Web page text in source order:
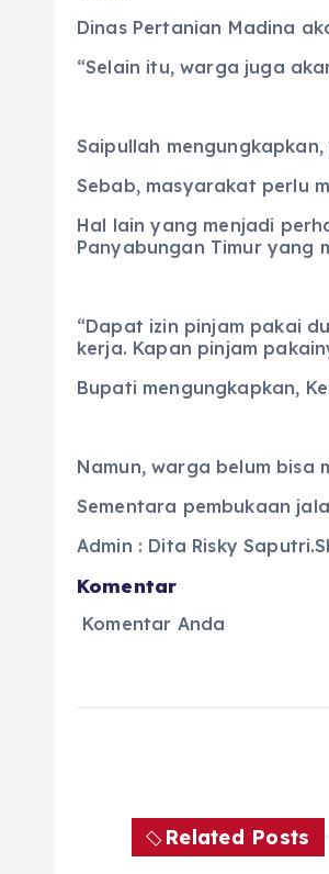
Dinas Pertanian Madina
“Selain itu, warga juga
Saipullah
Sebab, masyarakat perlu
Hal lain yang menjadi
Panyabungan Timur yang
“Dapat izin pinjam pakai
kerja. Kapan pinjam
Bupati mengungkapkan,
Namun, warga belum bisa
Sementara pembukaan
Admin : Dita Risky
Komentar
Komentar Anda
Related Posts